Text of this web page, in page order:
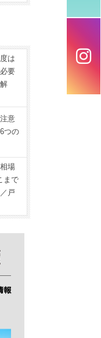
は
要
意
つの
場
まで
戸